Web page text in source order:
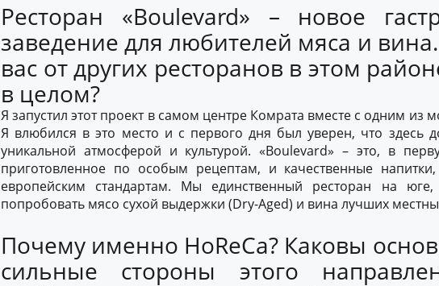
Ресторан «Boulevard» – новое
заведение для любителей мяса и
вас от других ресторанов в этом
в целом?
Я запустил этот проект в самом центре Комрата вместе с одним из
Я влюбился в это место и с первого дня был уверен, что здесь
уникальной атмосферой и культурой. «Boulevard» – это, в
приготовленное по особым рецептам, и качественные
европейским стандартам. Мы единственный ресторан на юге,
попробовать мясо сухой выдержки (Dry-Aged) и вина лучших
Почему именно HoReCa? Каковы
сильные стороны этого